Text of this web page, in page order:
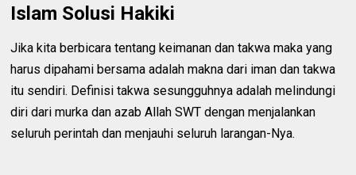
Islam Solusi Hakiki
Jika kita berbicara tentang keimanan dan takwa maka yang
harus dipahami bersama adalah makna dari iman dan takwa
itu sendiri. Definisi takwa sesungguhnya adalah melindungi
diri dari murka dan azab Allah SWT dengan menjalankan
seluruh perintah dan menjauhi seluruh larangan-Nya.